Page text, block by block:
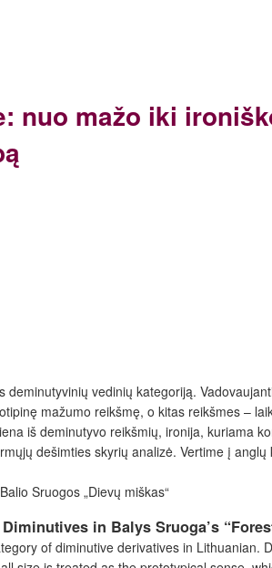
mažo iki
vedinių kategoriją.
mažumo reikšmę, o kitas reikšmes –
iš deminutyvo reikšmių, ironija, kuriama
dešimties skyrių analizė. Vertime į
Sruogos „Dievų miškas“
in Balys Sruoga’s
of diminutive derivatives in Lithuanian.